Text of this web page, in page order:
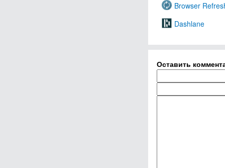
Browser
Dashlane
Оставить